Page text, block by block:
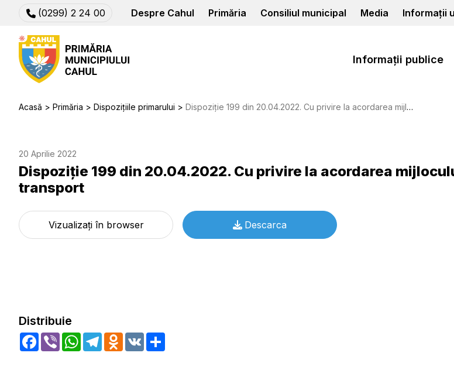
(0299) 2 24 00 Despre Cahul Primăria Consiliul municipal Media Informații
Informații publice
Acasă Primăria Dispozițiile primarului Dispoziție 199 din 20.04.2022. Cu privire la acordarea mijlocului de transport
20 Aprilie 2022
Dispoziție 199 din 20.04.2022. Cu privire la acordarea
transport
Vizualizați în browser Descarca
Distribuie
Facebook
Viber WhatsApp
TelegramOdnoklassniki
VK